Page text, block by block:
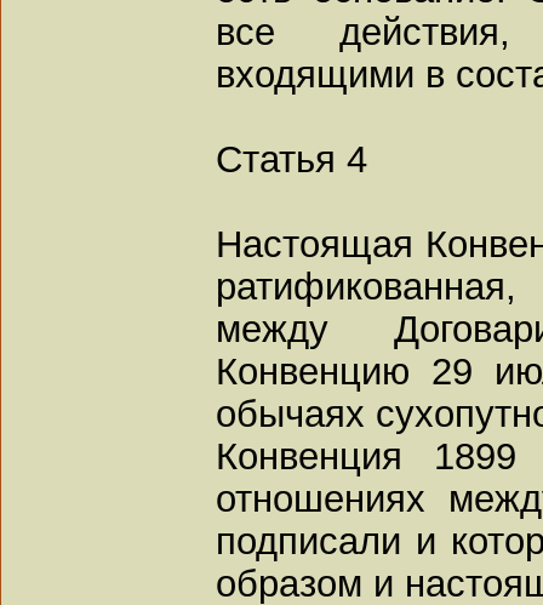
все
входящими в
Статья 4
Настоящая
между
Конвенцию 29
обычаях
Конвенция
отношениях
подписали и
образом и